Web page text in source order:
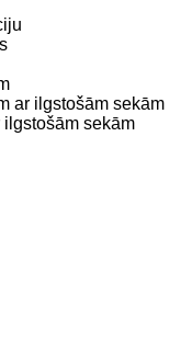
ar ilgstošām sekām
sekām